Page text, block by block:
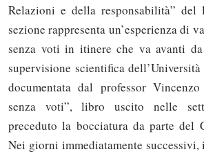
Relazioni e della responsabilità”
sezione rappresenta un’esperienza di
senza voti in itinere che va avanti
supervisione scientifica dell’Università
documentata dal professor
senza voti”, libro uscito nelle
preceduto la bocciatura da parte del
Nei giorni immediatamente